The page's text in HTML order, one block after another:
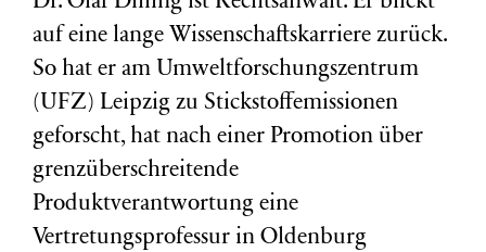
auf eine lange Wissenschaftskarriere zurück.
So hat er am Umweltforschungszentrum
(UFZ) Leipzig zu Stickstoffemissionen
geforscht, hat nach einer Promotion über
grenzüberschreitende
Produktverantwortung eine
Vertretungsprofessur in Oldenburg